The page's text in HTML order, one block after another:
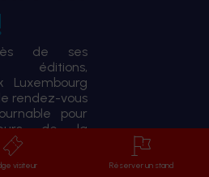
de ses
éditions,
Luxembourg
rendez-vous
pour
de la
système de
visiteur Réserver un stand